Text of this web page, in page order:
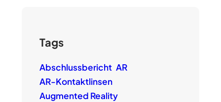
Tags
Abschlussbericht AR
AR-Kontaktlinsen
Augmented Reality